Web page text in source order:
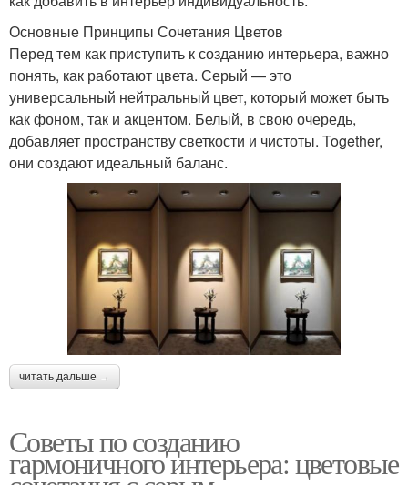
Основные Принципы Сочетания Цветов
Перед тем как приступить к созданию интерьера, важно
понять, как работают цвета. Серый — это
универсальный нейтральный цвет, который может быть
как фоном, так и акцентом. Белый, в свою очередь,
добавляет пространству светкости и чистоты. Together,
они создают идеальный баланс.
читать дальше →
Советы по созданию
гармоничного интерьера: цветовые